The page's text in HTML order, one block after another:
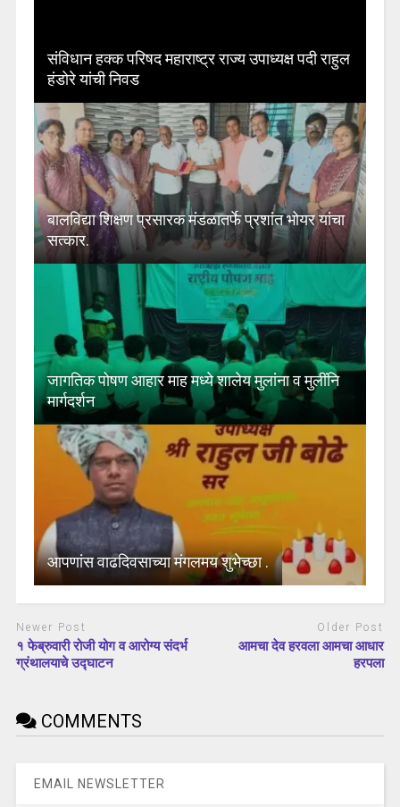
संविधान हक्क परिषद महाराष्ट्र राज्य उपाध्यक्ष पदी राहुल
हंडोरे यांची निवड
बालविद्या शिक्षण प्रसारक मंडळातर्फे प्रशांत भोयर यांचा
सत्कार.
जागतिक पोषण आहार माह मध्ये शालेय मुलांना व मुलींनि
मार्गदर्शन
आपणांस वाढदिवसाच्या मंगलमय शुभेच्छा .
Newer Post
१ फेब्रुवारी रोजी योग व आरोग्य संदर्भ
ग्रंथालयाचे उद्घाटन
Older Post
आमचा देव हरवला आमचा आधार
हरपला
COMMENTS
EMAIL NEWSLETTER